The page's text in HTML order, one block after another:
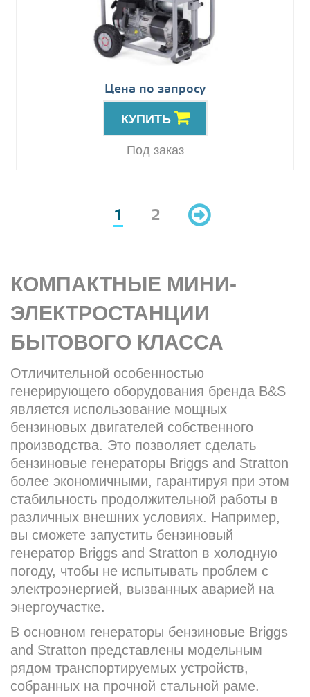
Цена по запросу
КУПИТЬ
Под заказ
1 2
КОМПАКТНЫЕ МИНИ-
ЭЛЕКТРОСТАНЦИИ
БЫТОВОГО КЛАССА
Отличительной особенностью
генерирующего оборудования бренда B&S
является использование мощных
бензиновых двигателей собственного
производства. Это позволяет сделать
бензиновые генераторы Briggs and Stratton
более экономичными, гарантируя при этом
стабильность продолжительной работы в
различных внешних условиях. Например,
вы сможете запустить бензиновый
генератор Briggs and Stratton в холодную
погоду, чтобы не испытывать проблем с
электроэнергией, вызванных аварией на
энергоучастке.
В основном генераторы бензиновые Briggs
and Stratton представлены модельным
рядом транспортируемых устройств,
собранных на прочной стальной раме.